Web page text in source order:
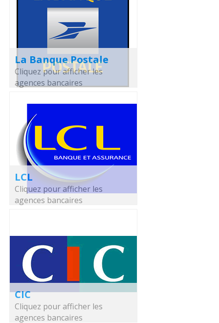
La Banque Postale
Cliquez pour afficher les
agences bancaires
LCL
Cliquez pour afficher les
agences bancaires
CIC
Cliquez pour afficher les
agences bancaires